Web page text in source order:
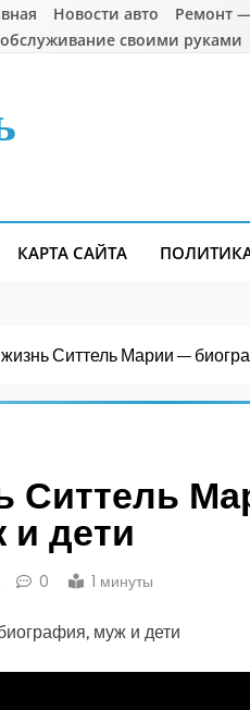
Новости авто
Ремонт
своими руками
КАРТА САЙТА
Ситтель Марии —
Ситтель
дети
0 1 минуты